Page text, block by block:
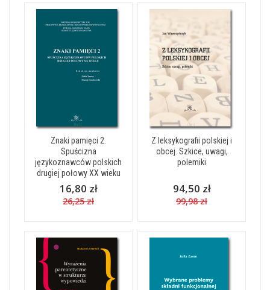
Znaki pamięci 2.
Spuścizna
językoznawców polskich
drugiej połowy XX wieku
16,80 zł
26,25 zł
Z leksykografii polskiej i
obcej. Szkice, uwagi,
polemiki
94,50 zł
99,98 zł